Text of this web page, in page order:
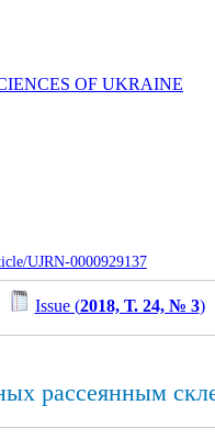
OF UKRAINE
UJRN-0000929137
Issue (2018, Т. 24, № 3)
рассеянным